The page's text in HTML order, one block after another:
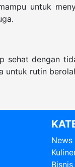
untuk
sehat dengan
untuk rutin
News
Bisnis